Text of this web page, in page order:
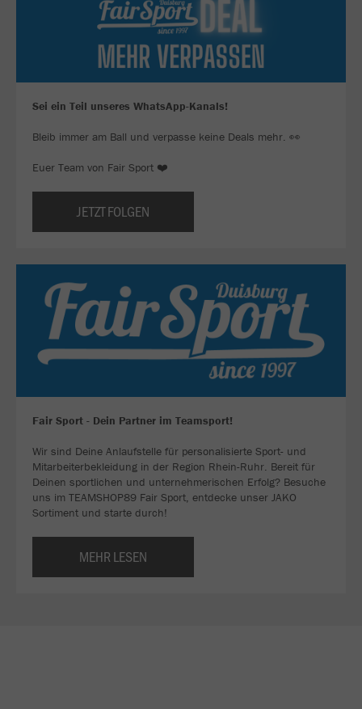
Sei ein Teil unseres WhatsApp-Kanals!
Bleib immer am Ball und verpasse keine Deals mehr. 👀
Euer Team von Fair Sport ❤️
JETZT FOLGEN
Fair Sport - Dein Partner im Teamsport!
Wir sind Deine Anlaufstelle für personalisierte Sport- und
Mitarbeiterbekleidung in der Region Rhein-Ruhr. Bereit für
Deinen sportlichen und unternehmerischen Erfolg? Besuche
uns im TEAMSHOP89 Fair Sport, entdecke unser JAKO
Sortiment und starte durch!
MEHR LESEN